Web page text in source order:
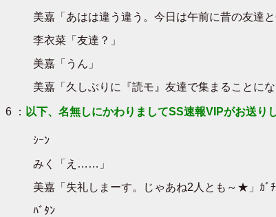
美嘉「あはは違う違う。今日は午前に昔の友達
李衣菜「友達？」
美嘉「うん」
美嘉「久しぶりに『読モ』友達で集まることに
6 ： 以下、名無しにかわりましてSS速報VIPがお送り
ｼｰﾝ
みく「え……」
美嘉「失礼しまーす。じゃあね2人とも～★」ｶﾞ
ﾊﾞﾀﾝ